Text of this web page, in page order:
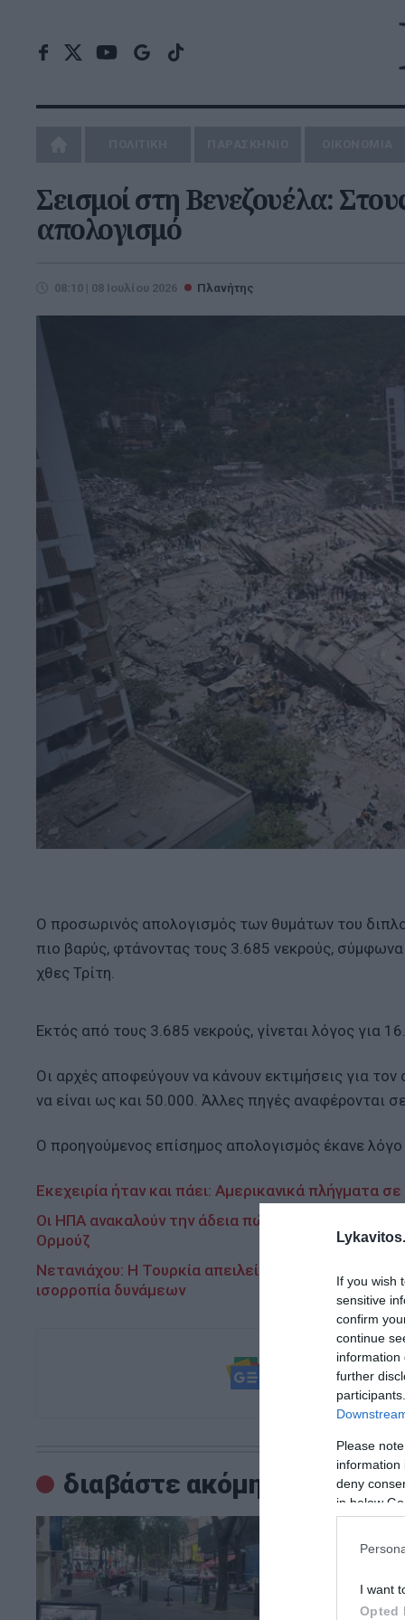
If you wish
sensitive
confirm
continue
information
further
Please
information
deny
in below
I want
Opted
Σεισμοί στη Βενεζουέλα:
απολογισμό
08:10 | 08 Ιουλίου 2026 Πλανήτης
Ο προσωρινός απολογισμός των θυμάτων του
πιο βαρύς, φτάνοντας τους 3.685 νεκρούς,
χθες Τρίτη.
Εκτός από τους 3.685 νεκρούς, γίνεται λόγος για
Οι αρχές αποφεύγουν να κάνουν εκτιμήσεις για
να είναι ως και 50.000. Άλλες πηγές αναφέρονται
Ο προηγούμενος επίσημος απολογισμός έκανε λόγο
Εκεχειρία ήταν και πάει: Αμερικανικά πλήγματα
Οι ΗΠΑ ανακαλούν την άδεια πώλησης ιρανικού
Ορμούζ
Νετανιάχου: Η Τουρκία απειλεί την Ελλάδα, έχει
ισορροπία δυνάμεων
και μάθετε
διαβάστε ακόμη